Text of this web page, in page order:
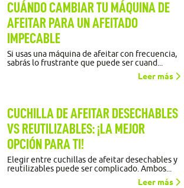
CUÁNDO CAMBIAR TU MÁQUINA DE
AFEITAR PARA UN AFEITADO
IMPECABLE
Si usas una máquina de afeitar con frecuencia,
sabrás lo frustrante que puede ser cuand...
Leer más
CUCHILLA DE AFEITAR DESECHABLES
VS REUTILIZABLES: ¡LA MEJOR
OPCIÓN PARA TI!
Elegir entre cuchillas de afeitar desechables y
reutilizables puede ser complicado. Ambos...
Leer más